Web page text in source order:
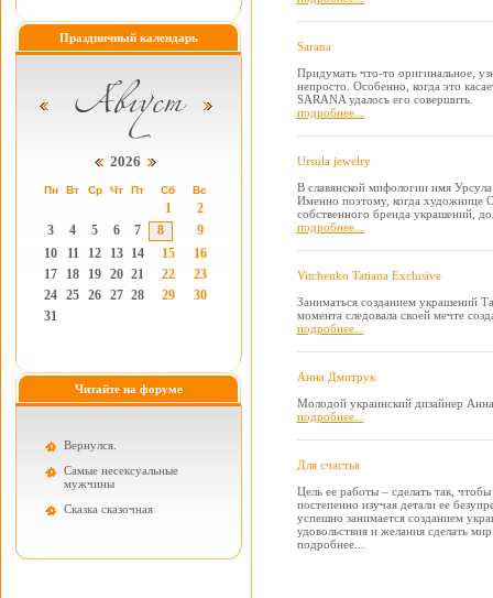
Праздничный календарь
2026
Пн Вт Ср Чт Пт Сб Вс
1
2
3
4 5 6 7 8
9
10
11 12 13 14 15
16
17
18 19 20 21 22
23
24 25 26 27 28 29
30
31
Читайте на форуме
Вернулся.
Самые несексуальные
мужчины
Cказка сказочная
Sarana
Придумать что-то оригинальное,
непросто. Особенно, когда это
SARANA удалось его совершить.
подробнее...
Ursula jewelry
В славянской мифологии имя
Именно поэтому, когда художнице
собственного бренда украшений,
подробнее...
Vitchenko Tatiana Exclusive
Заниматься созданием украшений
момента следовала своей мечте
подробнее...
Анна Дмитрук
Молодой украинский дизайнер
подробнее...
Для счастья
Цель ее работы – сделать так,
постепенно изучая детали ее
успешно занимается созданием
удовольствия и желания сделать
подробнее...